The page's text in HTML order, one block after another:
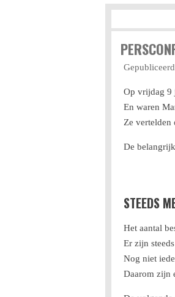
Op vrijdag 9
En waren
Ze vertelden
De
STEEDS
Het aantal
Er zijn
Nog niet
Daarom zijn